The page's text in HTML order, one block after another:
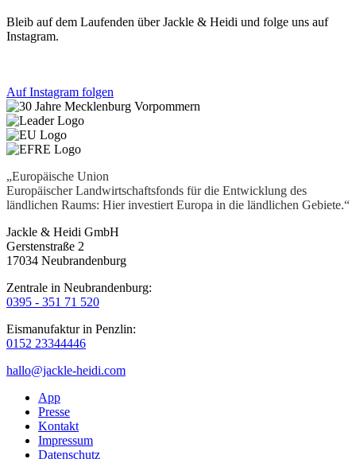
Bleib auf dem Laufenden über Jackle & Heidi und folge uns auf
Instagram.
Auf Instagram folgen
„Europäische Union
Europäischer Landwirtschaftsfonds für die Entwicklung des
ländlichen Raums: Hier investiert Europa in die ländlichen Gebiete.“
Jackle & Heidi GmbH
Gerstenstraße 2
17034 Neubrandenburg
Zentrale in Neubrandenburg:
0395 - 351 71 520
Eismanufaktur in Penzlin:
0152 23344446
hallo@jackle-heidi.com
App
Presse
Kontakt
Impressum
Datenschutz